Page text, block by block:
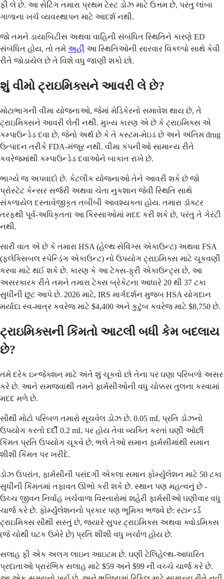
ફી લે છે. આ સેટિંગ તમારા પ્રથમ ટેસ્ટ ડોઝ માટે ઉત્તમ છે, પરંતુ લાંબા
ગાળાના ખર્ચ વ્યવસ્થાપન માટે આદર્શ નથી.
જો તમને ડાયાબિટીસ અથવા વાહિની સંબંધિત સ્થિતિને કારણે ED
સંબંધિત હોય, તો તમે અહીં આ સ્થિતિઓની સારવાર વિકલ્પો સાથે કેવી
રીતે જોડાયેલ છે તે વિશે વધુ જાણી શકો છો.
શું વીમો ટ્રાઇમિક્સને આવરી લે છે?
મોટાભાગની વીમા યોજનાઓ, જેમાં મેડિકેરનો સમાવેશ થાય છે, તે
ટ્રાઇમિક્સને આવરી લેતી નથી. મુખ્ય કારણ એ છે કે ટ્રાઇમિક્સ એ
કમ્પાઉન્ડેડ દવા છે, જેનો અર્થ છે કે તે કસ્ટમ-મેઇડ છે અને અંતિમ drug
ઉત્પાદન તરીકે FDA-મંજૂર નથી. વીમા કંપનીઓ સામાન્ય રીતે
કવરેજમાંથી કમ્પાઉન્ડેડ દવાઓને બાકાત રાખે છે.
ભાગ્યે જ અપવાદો છે. કેટલીક યોજનાઓ તેને આવરી શકે છે જો
પ્રોસ્ટેટ કેન્સર સર્જરી અથવા ચેતા નુકશાન જેવી સ્થિતિ સાથે
સંકળાયેલ દસ્તાવેજીકૃત તબીબી આવશ્યકતા હોય. તમારા ડૉક્ટર
તરફથી પૂર્વ-અધિકૃતતા આ કિસ્સાઓમાં મદદ કરી શકે છે, પરંતુ તે ગેરંટી
નથી.
સારી વાત એ છે કે તમારા HSA (હેલ્થ સેવિંગ્સ એકાઉન્ટ) અથવા FSA
(ફ્લેક્સિબલ સ્પેન્ડિંગ એકાઉન્ટ) નો ઉપયોગ ટ્રાઇમિક્સ માટે ચૂકવણી
કરવા માટે થઈ શકે છે. કારણ કે આ ટેક્સ-ફ્રી એકાઉન્ટ્સ છે, આ
અસરકારક રીતે તમને તમારા ટેક્સ બ્રેકેટના આધારે 20 થી 37 ટકા
સુધીની છૂટ આપે છે. 2026 માટે, IRS માર્ગદર્શન મુજબ HSA યોગદાન
મર્યાદા સ્વ-માત્ર કવરેજ માટે $4,400 અને કુટુંબ કવરેજ માટે $8,750 છે.
ટ્રાઇમિક્સની કિંમતો આટલી બધી કેમ બદલાય
છે?
તમે દરેક ઇન્જેક્શન માટે અંતે શું ચૂકવો છો તેના પર ઘણા પરિબળો અસર
કરે છે. આને સમજવાથી તમને ફાર્મસીઓની વધુ ચોક્કસ તુલના કરવામાં
મદદ મળે છે.
સૌથી મોટો પરિબળ તમારો સૂચવેલ ડોઝ છે. 0.05 mL પ્રતિ ડોઝનો
ઉપયોગ કરતો દર્દી 0.2 mL પર હોય તેવા વ્યક્તિ કરતાં ઘણી ઓછી
કિંમત પ્રતિ ઉપયોગ ચૂકવે છે, ભલે તેઓ સમાન ફાર્મસીમાંથી સમાન
શીશી કિંમત પર ખરીદે.
ડોઝ ઉપરાંત, ફાર્મસીની પસંદગી એકલા સમાન ફોર્મ્યુલેશન માટે 50 ટકા
સુધીની કિંમતમાં તફાવત ઊભો કરી શકે છે. સ્થાન પણ મહત્વનું છે -
ઉચ્ચ જીવન નિર્વાહ ખર્ચવાળા વિસ્તારોમાં શહેરી ફાર્મસીઓ ઘણીવાર વધુ
ચાર્જ કરે છે. ફોર્મ્યુલેશનનો પ્રકાર પણ ભૂમિકા ભજવે છે: સ્ટાન્ડર્ડ
ટ્રાઇમિક્સ સૌથી સસ્તું છે, જ્યારે સુપર ટ્રાઇમિક્સ અથવા ક્વોડમિક્સ
(જે ચોથી ઘટક ઉમેરે છે) પ્રતિ શીશી વધુ ખર્ચાળ હોય છે.
સલાહ ફી એક અલગ લાઇન આઇટમ છે. ઘણી ટેલિહેલ્થ-આધારિત
પ્રદાતાઓ પ્રારંભિક સલાહ માટે $59 અને $99 ની વચ્ચે ચાર્જ કરે છે.